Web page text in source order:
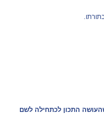
התכון לכתחילה לשם